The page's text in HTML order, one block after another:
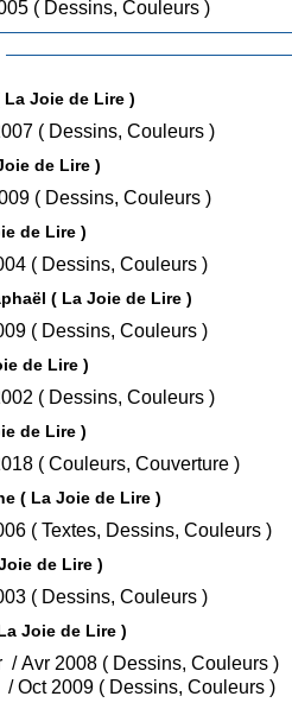
• OneShot / Mai 2005 ( Dessins, Couleurs )
Joie de Lire )
• OneShot / Juin 2007 ( Dessins, Couleurs )
( La Joie de Lire )
• OneShot / Mar 2009 ( Dessins, Couleurs )
( La Joie de Lire )
• OneShot / Avr 2004 ( Dessins, Couleurs )
( La Joie de Lire )
• OneShot / Oct 2009 ( Dessins, Couleurs )
de Lire )
• OneShot / Juin 2002 ( Dessins, Couleurs )
de Lire )
• OneShot / Juin 2018 ( Couleurs, Couverture )
L' Imagier d'Albertine ( La Joie de Lire )
• OneShot / Oct 2006 ( Textes, Dessins, Couleurs )
( La Joie de Lire )
• OneShot / Oct 2003 ( Dessins, Couleurs )
Joie de Lire )
• Tome 1 : A la mer / Avr 2008 ( Dessins, Couleurs )
• Tome 2 : En Ville / Oct 2009 ( Dessins, Couleurs )